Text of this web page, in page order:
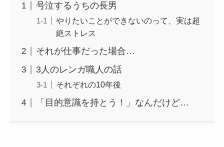
号泣するうちの長男
やりたいことができないのって、実は超
絶ストレス
それが仕事だった場合…
3人のレンガ職人の話
それぞれの10年後
「目的意識を持とう！」なんだけど…